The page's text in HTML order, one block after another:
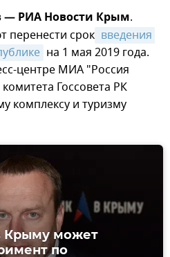
РИА Новости Крым.
перенести срок введения
на 1 мая 2019 года.
центре МИА "Россия
Госсовета РК
комплексу и туризму
Крыму может
по